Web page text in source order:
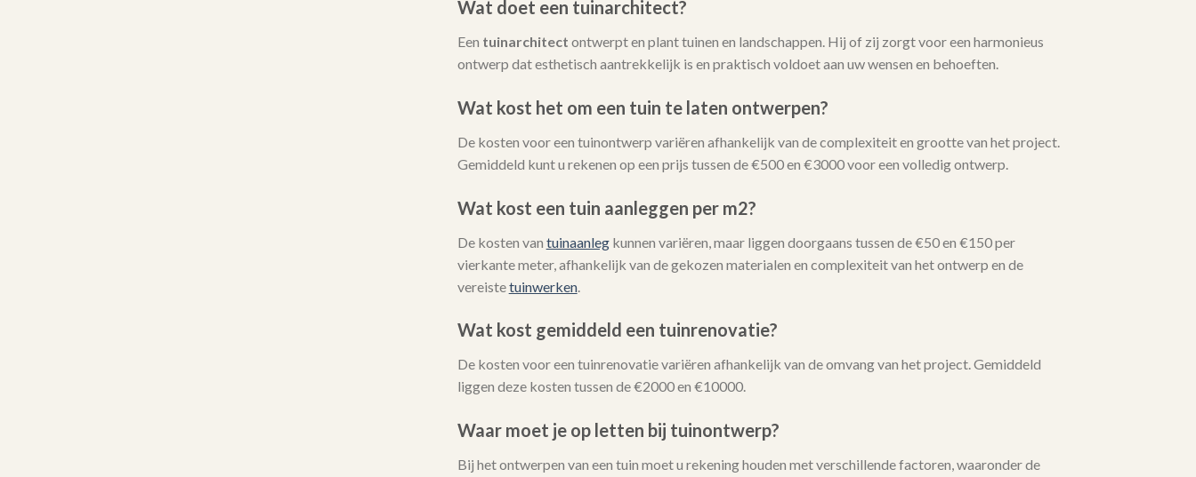
Wat doet een tuinarchitect?
Een tuinarchitect ontwerpt en plant tuinen en landschappen. Hij of zij zorgt voor een harmonieus
ontwerp dat esthetisch aantrekkelijk is en praktisch voldoet aan uw wensen en behoeften.
Wat kost het om een tuin te laten ontwerpen?
De kosten voor een tuinontwerp variëren afhankelijk van de complexiteit en grootte van het project.
Gemiddeld kunt u rekenen op een prijs tussen de €500 en €3000 voor een volledig ontwerp.
Wat kost een tuin aanleggen per m2?
De kosten van tuinaanlegkunnen variëren, maar liggen doorgaans tussen de €50 en €150 per
vierkante meter, afhankelijk van de gekozen materialen en complexiteit van het ontwerp en de
vereistetuinwerken.
Wat kost gemiddeld een tuinrenovatie?
De kosten voor een tuinrenovatie variëren afhankelijk van de omvang van het project. Gemiddeld
liggen deze kosten tussen de €2000 en €10000.
Waar moet je op letten bij tuinontwerp?
Bij het ontwerpen van een tuin moet u rekening houden met verschillende factoren, waaronder de